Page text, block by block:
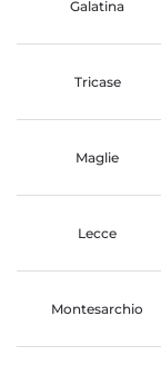
Galatina
Tricase
Maglie
Lecce
Montesarchio